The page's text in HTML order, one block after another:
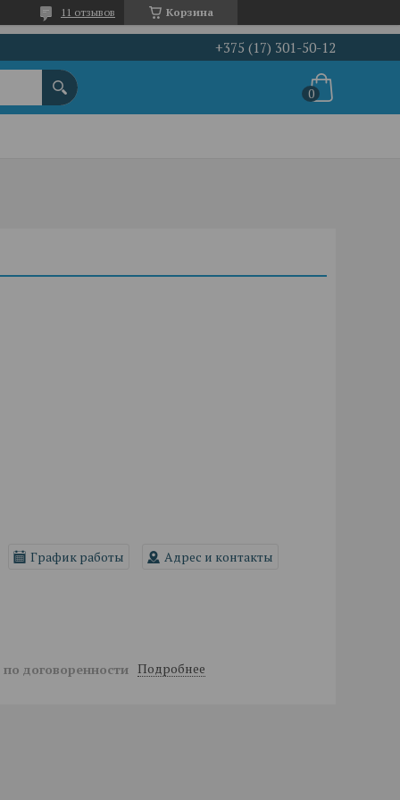
Корзина
11 отзывов
+375 (17) 301-50-12
График работы Адрес и контакты
по договоренности Подробнее